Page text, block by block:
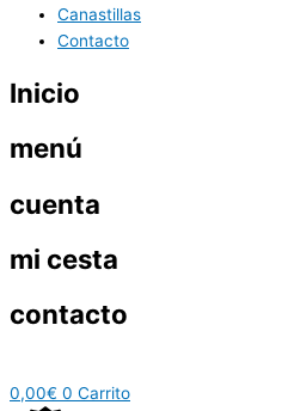
Canastillas
Contacto
Inicio
menú
cuenta
mi cesta
contacto
0,00€ 0 Carrito